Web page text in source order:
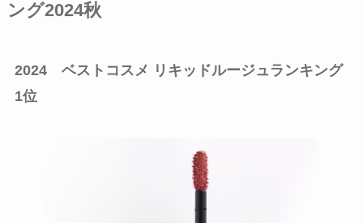
ング2024秋
2024 ベストコスメ リキッドルージュランキング
1位